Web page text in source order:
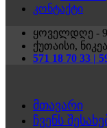
კონტაქტი
ყოველდღე -
ქუთაისი,
571 18 70 33 |
მთავარი
ჩვენს